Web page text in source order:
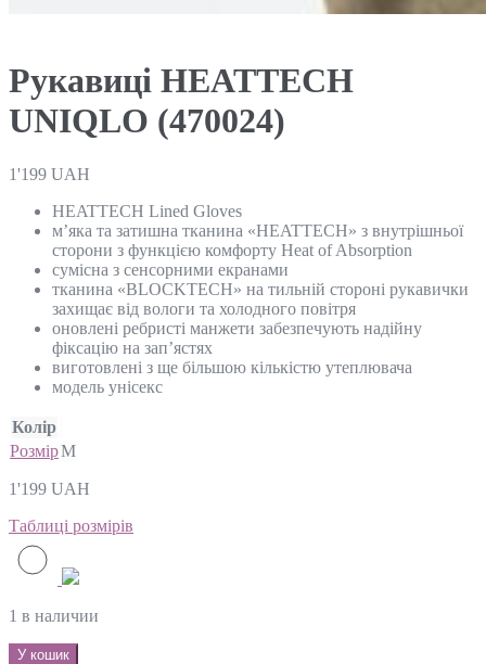
Рукавиці HEATTECH
UNIQLO (470024)
1'199 UAH
HEATTECH Lined Gloves
м’яка та затишна тканина «HEATTECH» з внутрішньої
сторони з функцією комфорту Heat of Absorption
сумісна з сенсорними екранами
тканина «BLOCKTECH» на тильній стороні рукавички
захищає від вологи та холодного повітря
оновлені ребристі манжети забезпечують надійну
фіксацію на зап’ястях
виготовлені з ще більшою кількістю утеплювача
модель унісекс
Колір
РозмірM
1'199 UAH
Таблиці розмірів
1 в наличии
У кошик